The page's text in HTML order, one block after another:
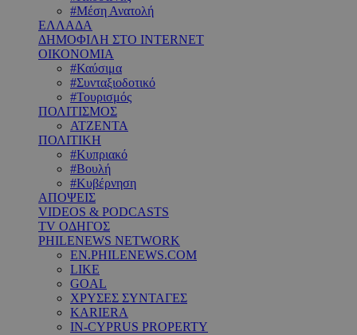
#Μέση Ανατολή
ΕΛΛΑΔΑ
ΔΗΜΟΦΙΛΗ ΣΤΟ INTERNET
ΟΙΚΟΝΟΜΙΑ
#Καύσιμα
#Συνταξιοδοτικό
#Τουρισμός
ΠΟΛΙΤΙΣΜΟΣ
ΑΤΖΕΝΤΑ
ΠΟΛΙΤΙΚΗ
#Κυπριακό
#Βουλή
#Κυβέρνηση
ΑΠΟΨΕΙΣ
VIDEOS & PODCASTS
TV ΟΔΗΓΟΣ
PHILENEWS NETWORK
EN.PHILENEWS.COM
LIKE
GOAL
ΧΡΥΣΕΣ ΣΥΝΤΑΓΕΣ
KARIERA
IN-CYPRUS PROPERTY